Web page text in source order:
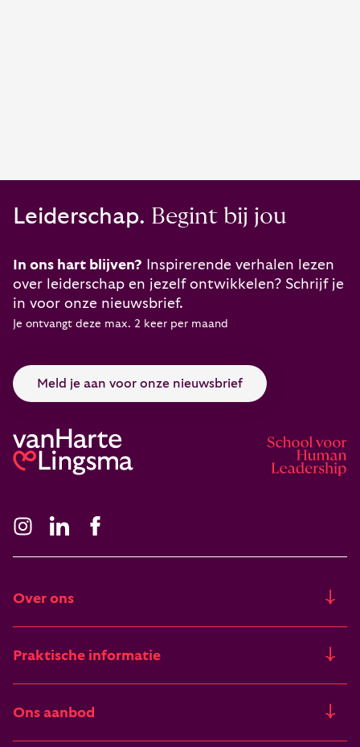
Leiderschap. Begint bij jou
In ons hart blijven? Inspirerende verhalen lezen
over leiderschap en jezelf ontwikkelen? Schrijf je
in voor onze nieuwsbrief.
Je ontvangt deze max. 2 keer per maand
Meld je aan voor onze nieuwsbrief
Over ons
Artikelen & verhalen
Praktische informatie
Ons aanbod